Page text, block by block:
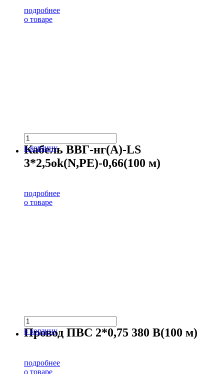
подробнее
о товаре
в корзину
Кабель ВВГ-нг(А)-LS
3*2,5ok(N,PE)-0,66(100 м)
подробнее
о товаре
в корзину
Провод ПВС 2*0,75 380 В(100 м)
подробнее
о товаре